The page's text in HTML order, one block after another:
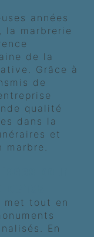
années
la marbrerie
de la
Grâce à
de
qualité
dans la
et
marbre.
met tout en
En